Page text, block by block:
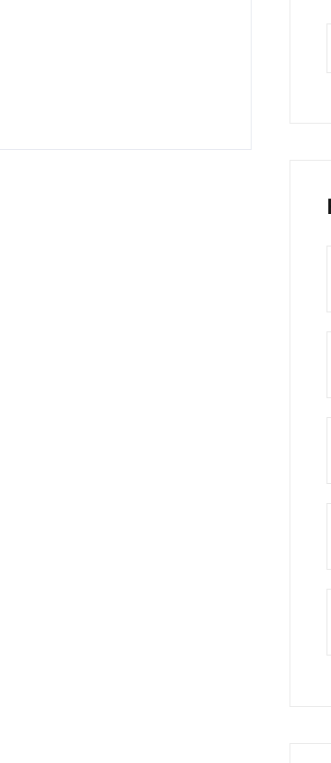
CONTACT
98 Post St, Maxuel
575 Market St, Maxuel
GET IN
98 Post St, Maxuel Street,